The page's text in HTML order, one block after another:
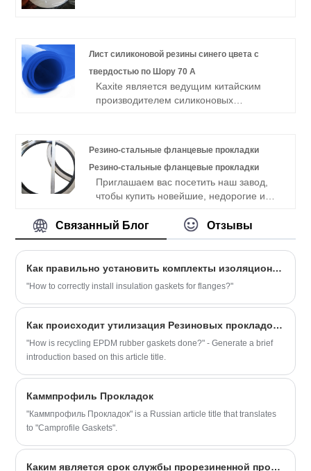
первичного ПТФЭ в качестве
Лист силиконовой резины синего цвета с
твердостью по Шору 70 А
Kaxite является ведущим китайским
производителем силиконовых
армированный тканью из
стекловолокна, у нас по очень хорошей
цене.
Резино-стальные фланцевые прокладки
Резино-стальные фланцевые прокладки
Приглашаем вас посетить наш завод,
чтобы купить новейшие, недорогие и
прокладки из резины и стали. Kaxite
надеется на сотрудничество с вами.
Высококачественные резино-стальные
фланцевые прокладки PSI G-ST-P/KN от
для применения в водопроводах.
Связанный Блог Отзывы
Как правильно установить комплекты изоляционных прокладок для фланцев?
"How to correctly install insulation gaskets for flanges?"
Как происходит утилизация Резиновых прокладок из EPDM?
"How is recycling EPDM rubber gaskets done?" - Generate a brief
introduction based on this article title.
Каммпрофиль Прокладок
"Каммпрофиль Прокладок" is a Russian article title that translates
to "Camprofile Gaskets".
Каким является срок службы прорезиненной пробковой прокладки?